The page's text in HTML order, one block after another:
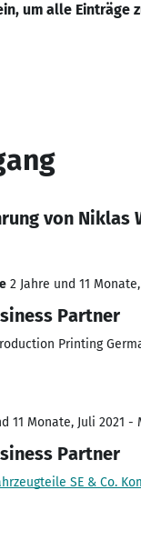
um alle Einträge
von Niklas
2 Jahre und 11
Partner
Printing
11 Monate, Juli 2021 -
Partner
SE & Co.